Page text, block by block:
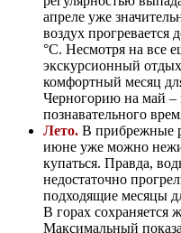
апреле уже
воздух прогревается
°C. Несмотря на все
экскурсионный
комфортный месяц
Черногорию на май –
познавательного
Лето. В прибрежные
июне уже можно
купаться. Правда,
недостаточно
подходящие месяцы
В горах сохраняется
Максимальный